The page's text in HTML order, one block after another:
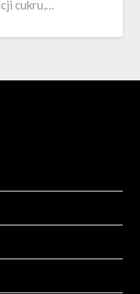
cukru,…